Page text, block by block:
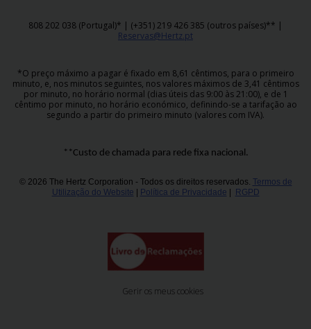
808 202 038 (Portugal)* | (+351) 219 426 385 (outros países)** |
Reservas@Hertz.pt
*O preço máximo a pagar é fixado em 8,61 cêntimos, para o primeiro
minuto, e, nos minutos seguintes, nos valores máximos de 3,41 cêntimos
por minuto, no horário normal (dias úteis das 9:00 às 21:00), e de 1
cêntimo por minuto, no horário económico, definindo-se a tarifação ao
segundo a partir do primeiro minuto (valores com IVA).
**Custo de chamada para rede fixa nacional.
© 2026 The Hertz Corporation - Todos os direitos reservados. Termos de
Utilização do Website
Política de Privacidade RGPD
Gerir os meus cookies